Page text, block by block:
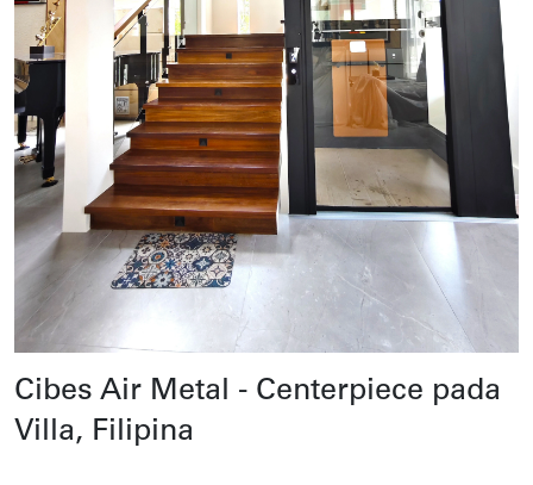
Cibes Air Metal - Centerpiece pada
Villa, Filipina